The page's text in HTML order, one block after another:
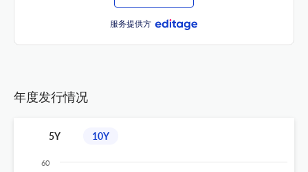
服务提供方
年度发行情况
5Y 10Y
60